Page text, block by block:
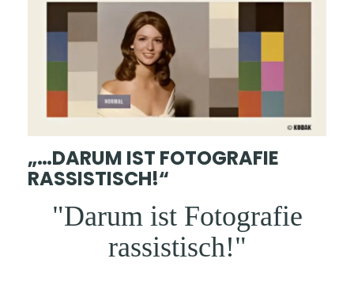
„…DARUM IST FOTOGRAFIE
RASSISTISCH!“
"Darum ist Fotografie
rassistisch!"